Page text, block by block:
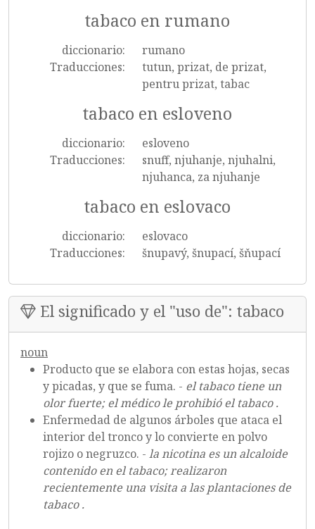
tabaco en rumano
diccionario:
rumano
Traducciones:
tutun, prizat, de prizat,
pentru prizat, tabac
tabaco en esloveno
diccionario:
esloveno
Traducciones:
snuff, njuhanje, njuhalni,
njuhanca, za njuhanje
tabaco en eslovaco
diccionario:
eslovaco
Traducciones:
šnupavý, šnupací, šňupací
El significado y el "uso de": tabaco
noun
Producto que se elabora con estas hojas, secas
y picadas, y que se fuma. - el tabaco tiene un
olor fuerte; el médico le prohibió el tabaco .
Enfermedad de algunos árboles que ataca el
interior del tronco y lo convierte en polvo
rojizo o negruzco. - la nicotina es un alcaloide
contenido en el tabaco; realizaron
recientemente una visita a las plantaciones de
tabaco .